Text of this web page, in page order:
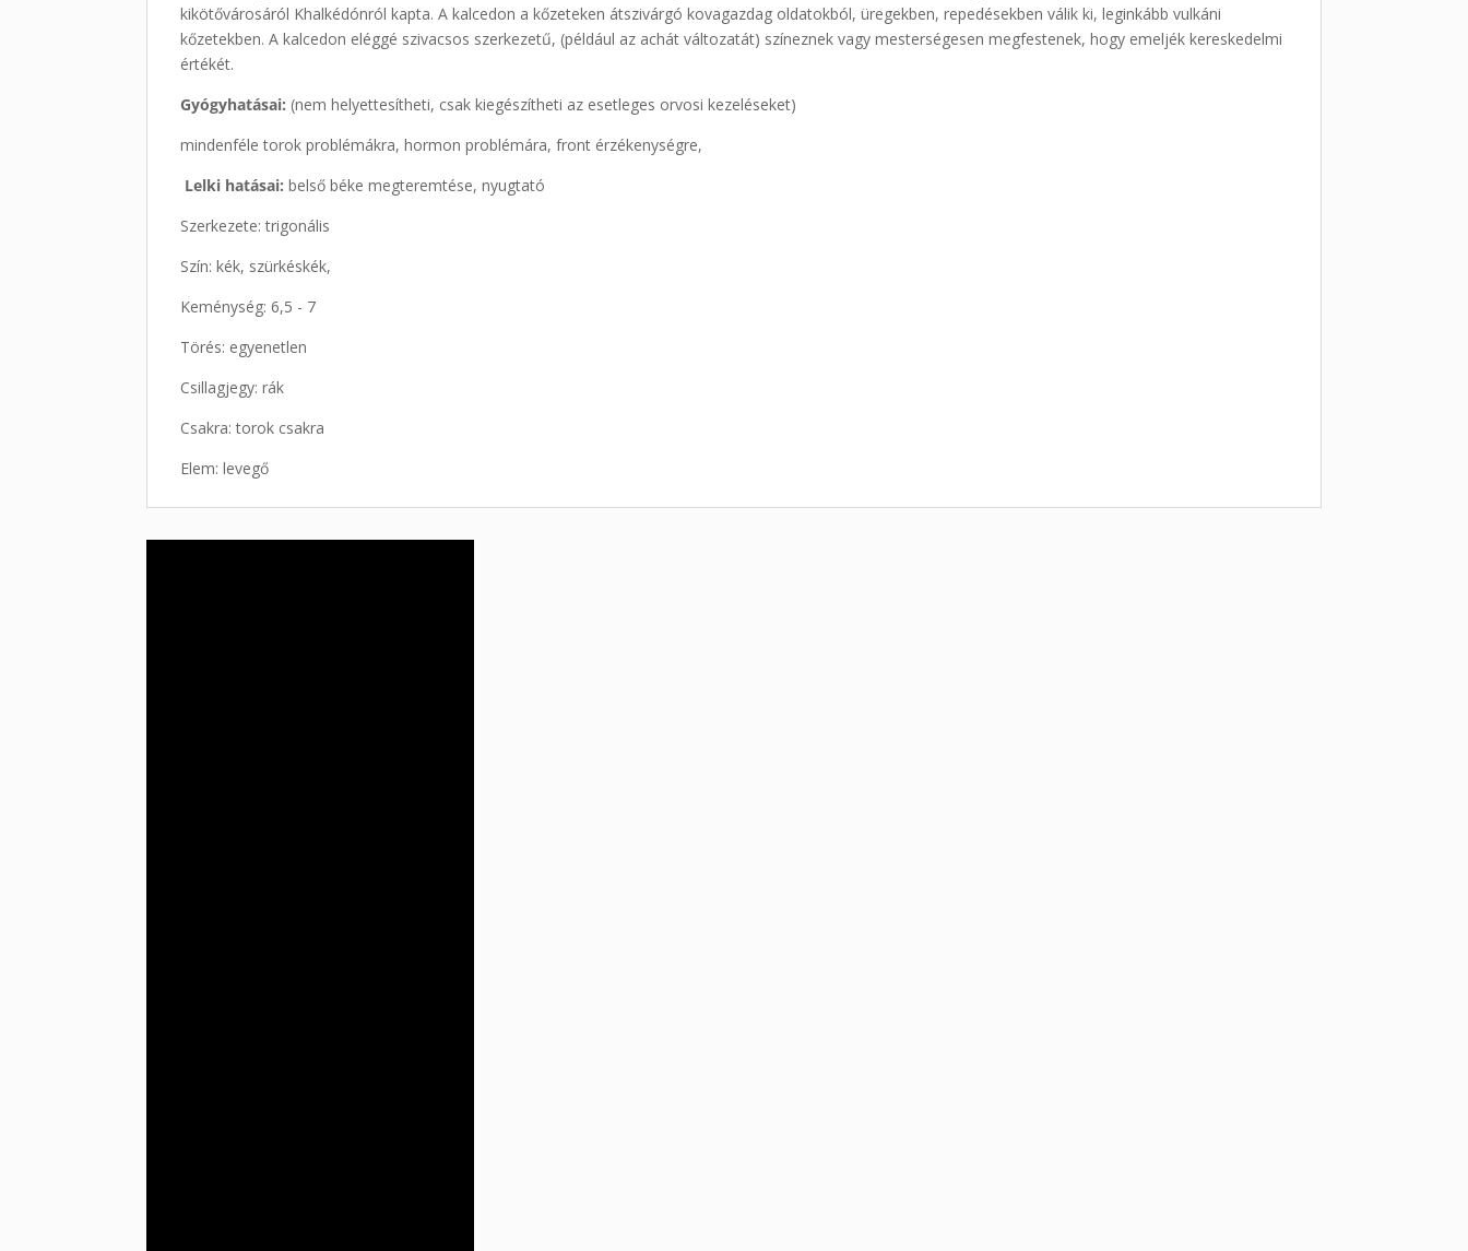
kikötővárosáról Khalkédónról kapta. A kalcedon a kőzeteken átszivárgó kovagazdag oldatokból, üregekben, repedésekben válik ki, leginkább vulkáni
kőzetekben. A kalcedon eléggé szivacsos szerkezetű, (például az achát változatát) színeznek vagy mesterségesen megfestenek, hogy emeljék kereskedelmi
értékét.
Gyógyhatásai: (nem helyettesítheti, csak kiegészítheti az esetleges orvosi kezeléseket)
mindenféle torok problémákra, hormon problémára, front érzékenységre,
Lelki hatásai:belső béke megteremtése, nyugtató
Szerkezete: trigonális
Szín: kék, szürkéskék,
Keménység: 6,5 - 7
Törés: egyenetlen
Csillagjegy: rák
Csakra: torok csakra
Elem: levegő